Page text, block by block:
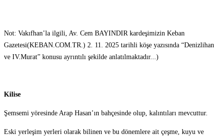
Not: Vakıfhan’la ilgili, Av. Cem BAYINDIR kardeşimizin Keban
Gazetesi(KEBAN.COM.TR.) 2. 11. 2025 tarihli köşe yazısında “Denizlihan
ve IV.Murat” konusu ayrıntılı şekilde anlatılmaktadır...)
Kilise
Şemsemi yöresinde Arap Hasan’ın bahçesinde olup, kalıntıları mevcuttur.
Eski yerleşim yerleri olarak bilinen ve bu dönemlere ait çeşme, kuyu ve